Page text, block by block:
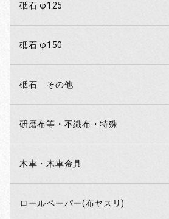
砥石 φ125
砥石 φ150
砥石 その他
研磨布等・不織布・特殊
木車・木車金具
ロールペーパー(布ヤスリ)